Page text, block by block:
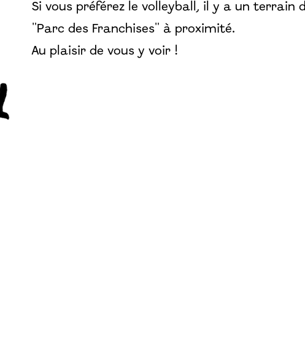
Si vous préférez le volleyball, il y a un terrain
"Parc des Franchises" à proximité.
Au plaisir de vous y voir !